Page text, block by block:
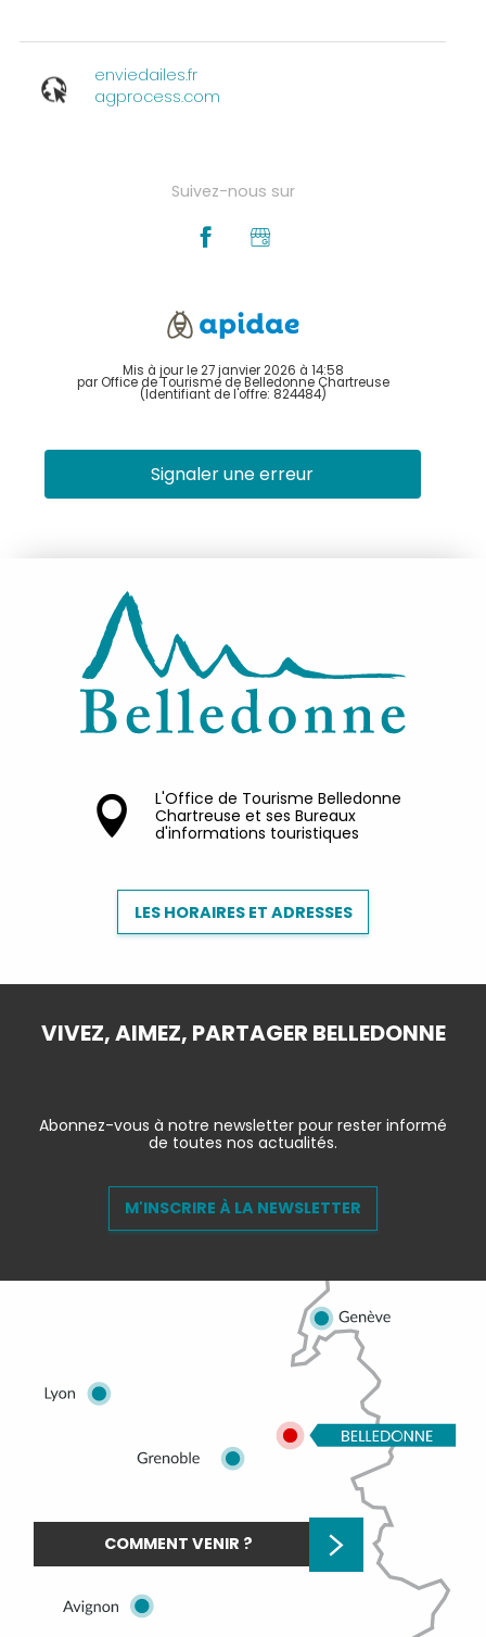
Description
enviedailes.fr
agprocess.com
Suivez-nous sur
Mis à jour le 27 janvier 2026 à 14:58
par Office de Tourisme de Belledonne Chartreuse
(Identifiant de l'offre: 824484)
Signaler une erreur
L'Office de Tourisme Belledonne
Chartreuse et ses Bureaux
d'informations touristiques
LES HORAIRES ET ADRESSES
VIVEZ, AIMEZ, PARTAGER BELLEDONNE
Abonnez-vous à notre newsletter pour rester informé
de toutes nos actualités.
M'INSCRIRE À LA NEWSLETTER
COMMENT VENIR ?